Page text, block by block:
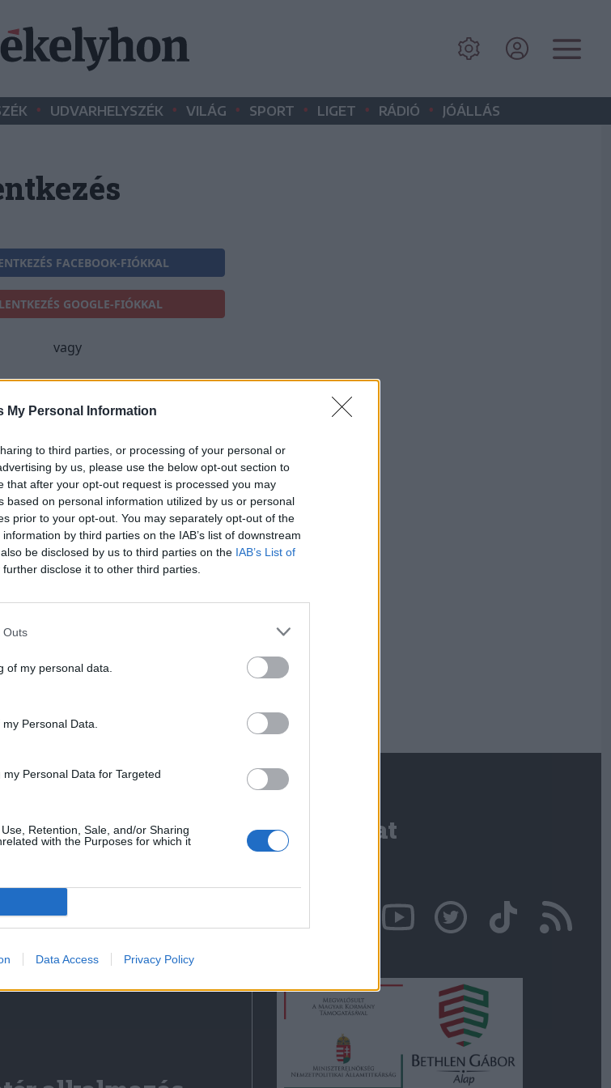
My Personal Information
to third parties, or processing of your personal or
by us, please use the below opt-out section to
that after your opt-out request is processed you may
based on personal information utilized by us or personal
prior to your opt-out. You may separately opt-out of the
by third parties on the IAB’s list of downstream
be disclosed by us to third parties on the IAB’s List of
disclose it to other third parties.
Outs
of my personal data.
Personal Data.
Personal Data for Targeted
Retention, Sale, and/or Sharing
with the Purposes for which it
Data Access Privacy Policy
• UDVARHELYSZÉK • VILÁG • SPORT • LIGET • RÁDIÓ • JÓÁLLÁS
FACEBOOK-FIÓKKAL
GOOGLE-FIÓKKAL
vagy
BEJELENTKEZÉS
Kapcsolat